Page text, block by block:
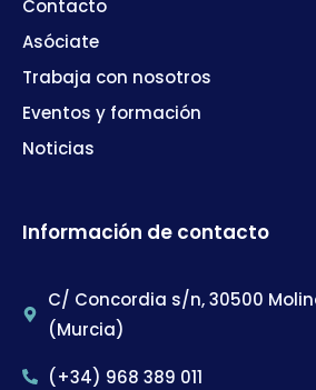
Contacto
Asóciate
Trabaja con nosotros
Eventos y formación
Noticias
Información de contacto
C/ Concordia s/n, 30500
(Murcia)
(+34) 968 389 011